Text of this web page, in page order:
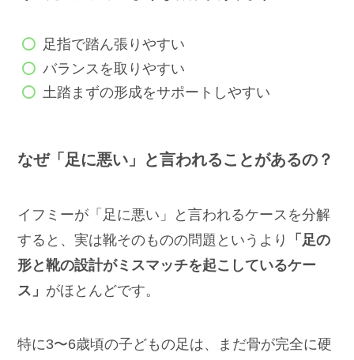
足指で踏ん張りやすい
バランスを取りやすい
土踏まずの形成をサポートしやすい
なぜ「足に悪い」と言われることがあるの？
イフミーが「足に悪い」と言われるケースを分解
すると、実は靴そのものの問題というより
「足の
形と靴の設計がミスマッチを起こしているケー
ス」 がほとんどです。
特に3〜6歳頃の子どもの足は、まだ骨が完全に硬